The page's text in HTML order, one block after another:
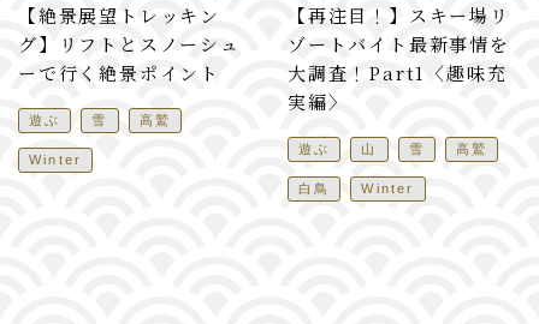
【絶景展望トレッキン
グ】リフトとスノーシュ
ーで行く絶景ポイント
遊ぶ 雪 高鷲
Winter
【再注目！】スキー場リ
ゾートバイト最新事情を
大調査！Part1〈趣味充
実編〉
遊ぶ 山 雪 高鷲
白鳥 Winter